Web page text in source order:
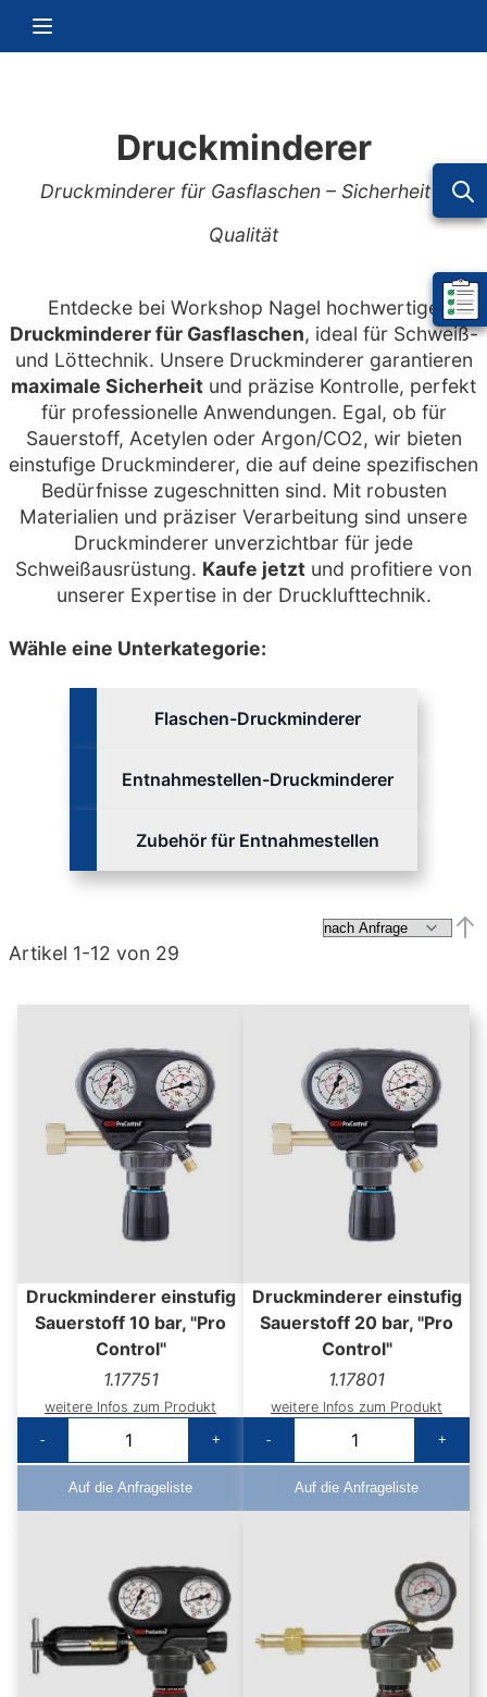
Navigation umschalten
Mein
Druckminderer
Druckminderer für Gasflaschen – Sicherheit &
Qualität
Entdecke bei Workshop Nagel hochwertige
Druckminderer für Gasflaschen, ideal für Schweiß-
und Löttechnik. Unsere Druckminderer garantieren
maximale Sicherheit und präzise Kontrolle, perfekt
für professionelle Anwendungen. Egal, ob für
Sauerstoff, Acetylen oder Argon/CO2, wir bieten
einstufige Druckminderer, die auf deine spezifischen
Bedürfnisse zugeschnitten sind. Mit robusten
Materialien und präziser Verarbeitung sind unsere
Druckminderer unverzichtbar für jede
Schweißausrüstung. Kaufe jetzt und profitiere von
unserer Expertise in der Drucklufttechnik.
Wähle eine Unterkategorie:
Flaschen-Druckminderer
Entnahmestellen-Druckminderer
Zubehör für Entnahmestellen
Artikel 1-12 von 29
Druckminderer einstufig
Sauerstoff 10 bar, "Pro
Control"
1.17751
weitere Infos zum Produkt
-
+
Auf die Anfrageliste
Druckminderer einstufig
Sauerstoff 20 bar, "Pro
Control"
1.17801
weitere Infos zum Produkt
-
+
Auf die Anfrageliste